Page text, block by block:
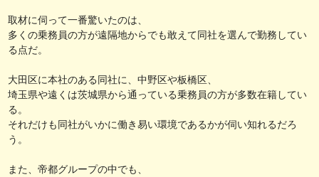
取材に伺って一番驚いたのは、
多くの乗務員の方が遠隔地からでも敢えて同社を選んで勤務してい
る点だ。
大田区に本社のある同社に、中野区や板橋区、
埼玉県や遠くは茨城県から通っている乗務員の方が多数在籍してい
る。
それだけも同社がいかに働き易い環境であるかが伺い知れるだろ
う。
また、帝都グループの中でも、